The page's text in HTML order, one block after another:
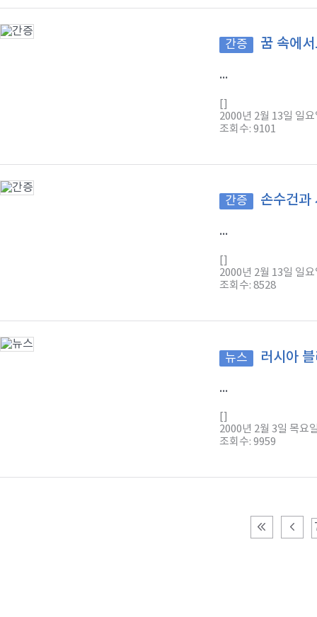
간증 꿈 속에
...
[]
2000년 2월 13일 일요
조회수: 9101
간증 손수건과
...
[]
2000년 2월 13일 일요
조회수: 8528
뉴스 러시아
...
[]
2000년 2월 3일 목요
조회수: 9959